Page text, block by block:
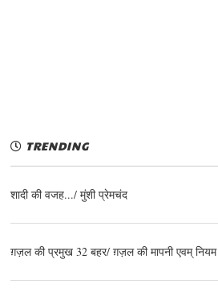
TRENDING
शादी की वजह.../ मुंशी प्रेमचंद
ग़ज़ल की प्रमुख 32 बहर/ ग़ज़ल की मापनी एवम् नियम